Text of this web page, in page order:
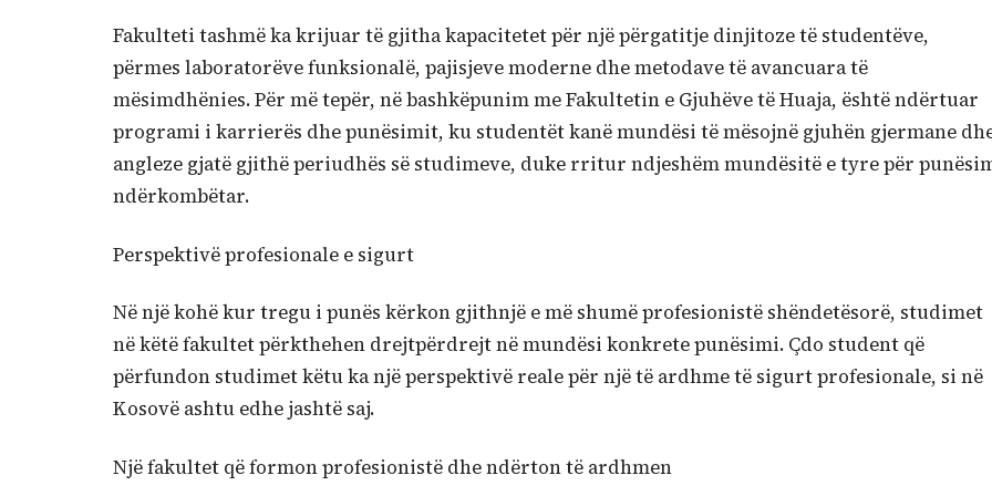
Fakulteti tashmë ka krijuar të gjitha kapacitetet për një përgatitje dinjitoze të studentëve,
përmes laboratorëve funksionalë, pajisjeve moderne dhe metodave të avancuara të
mësimdhënies. Për më tepër, në bashkëpunim me Fakultetin e Gjuhëve të Huaja, është ndërtuar
programi i karrierës dhe punësimit, ku studentët kanë mundësi të mësojnë gjuhën gjermane
angleze gjatë gjithë periudhës së studimeve, duke rritur ndjeshëm mundësitë e tyre për
ndërkombëtar.
Perspektivë profesionale e sigurt
Në një kohë kur tregu i punës kërkon gjithnjë e më shumë profesionistë shëndetësorë, studimet
në këtë fakultet përkthehen drejtpërdrejt në mundësi konkrete punësimi. Çdo student që
përfundon studimet këtu ka një perspektivë reale për një të ardhme të sigurt profesionale, si në
Kosovë ashtu edhe jashtë saj.
Një fakultet që formon profesionistë dhe ndërton të ardhmen